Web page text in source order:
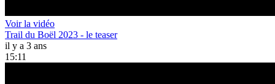
Voir la vidéo
Trail du Boël 2023 - le teaser
il y a 3 ans
15:11